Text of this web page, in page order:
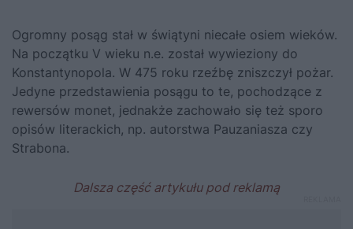
Ogromny posąg stał w świątyni niecałe osiem wieków.
Na początku V wieku n.e. został wywieziony do
Konstantynopola. W 475 roku rzeźbę zniszczył pożar.
Jedyne przedstawienia posągu to te, pochodzące z
rewersów monet, jednakże zachowało się też sporo
opisów literackich, np. autorstwa Pauzaniasza czy
Strabona.